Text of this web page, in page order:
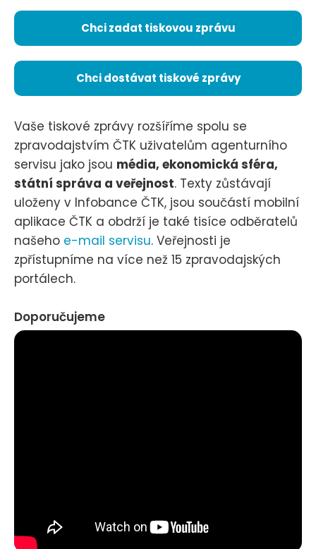
Chci zadat tiskovou zprávu
Chci dostávat tiskové zprávy
Vaše tiskové zprávy rozšíříme spolu se
zpravodajstvím ČTK uživatelům agenturního
servisu jako jsou média, ekonomická sféra,
státní správa a veřejnost. Texty zůstávají
uloženy v Infobance ČTK, jsou součástí mobilní
aplikace ČTK a obdrží je také tisíce odběratelů
našeho e-mail servisu. Veřejnosti je
zpřístupníme na více než 15 zpravodajských
portálech.
Doporučujeme